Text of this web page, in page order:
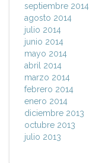
septiembre 2014
agosto 2014
julio 2014
junio 2014
mayo 2014
abril 2014
marzo 2014
febrero 2014
enero 2014
diciembre 2013
octubre 2013
julio 2013